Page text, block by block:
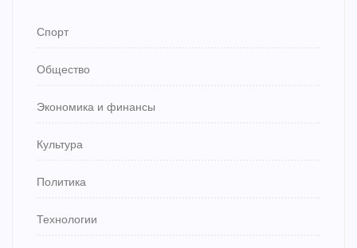
Спорт
Общество
Экономика и финансы
Культура
Политика
Технологии